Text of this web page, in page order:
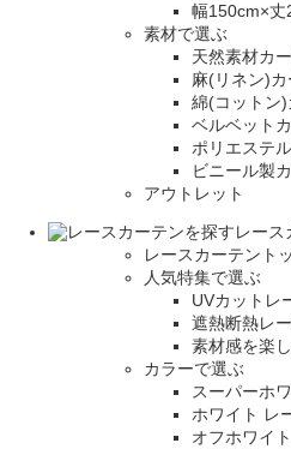
幅150cm×丈
素材で選ぶ
天然素材カ
麻(リネン)カ
綿(コットン)
ベルベット
ポリエステ
ビニール製
アウトレット
レース
レースカーテント
人気特集で選ぶ
UVカットレ
遮熱断熱レ
素材感を楽
カラーで選ぶ
スーパーホ
ホワイト レ
オフホワイ